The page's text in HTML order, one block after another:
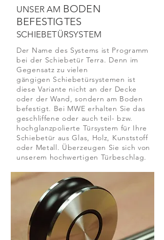
UNSER AM BODEN
BEFESTIGTES
SCHIEBETÜRSYSTEM
Der Name des Systems ist Programm
bei der Schiebetür Terra. Denn im
Gegensatz zu vielen
gängigen Schiebetürsystemen ist
diese Variante nicht an der Decke
oder der Wand, sondern am Boden
befestigt. Bei MWE erhalten Sie das
geschliffene oder auch teil- bzw.
hochglanzpolierte Türsystem für Ihre
Schiebetür aus Glas, Holz, Kunststoff
oder Metall. Überzeugen Sie sich von
unserem hochwertigen Türbeschlag.